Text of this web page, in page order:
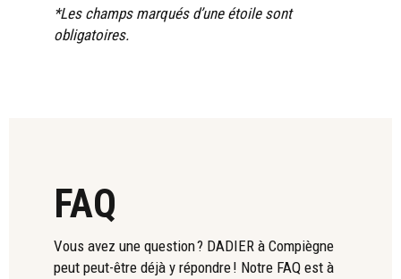
*Les champs marqués d’une étoile sont
obligatoires.
FAQ
Vous avez une question ? DADIER à Compiègne
peut peut-être déjà y répondre ! Notre FAQ est à